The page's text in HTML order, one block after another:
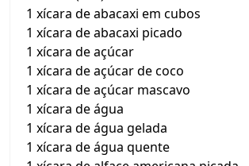
1 xícara de abacaxi em cubos
1 xícara de abacaxi picado
1 xícara de açúcar
1 xícara de açúcar de coco
1 xícara de açúcar mascavo
1 xícara de água
1 xícara de água gelada
1 xícara de água quente